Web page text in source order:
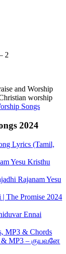
2
and Worship
worship
Songs
2024
Lyrics (Tamil,
Yesu Kristhu
Rajanam Yesu
The Promise 2024
Ennai
MP3 & Chords
& MP3 – குயவனே